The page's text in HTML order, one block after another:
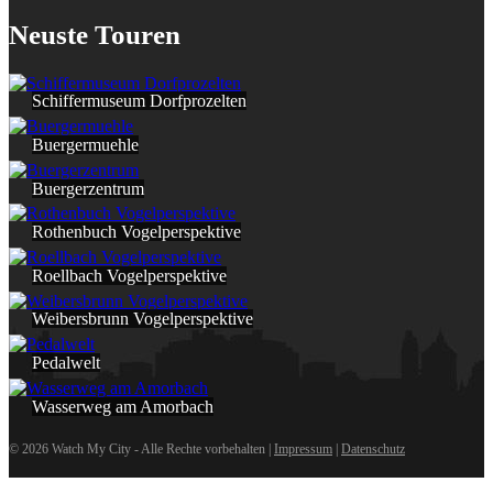
Neuste Touren
Schiffermuseum Dorfprozelten
Buergermuehle
Buergerzentrum
Rothenbuch Vogelperspektive
Roellbach Vogelperspektive
Weibersbrunn Vogelperspektive
Pedalwelt
Wasserweg am Amorbach
© 2026 Watch My City - Alle Rechte vorbehalten | Impressum Datenschutz